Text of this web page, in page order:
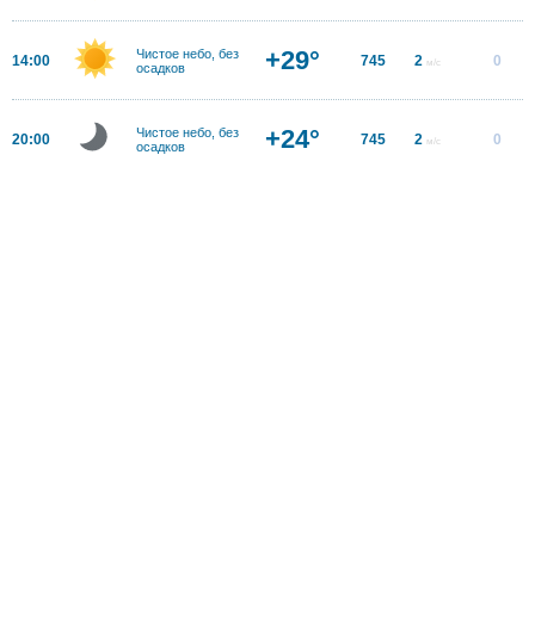
14:00
Чистое небо, без
осадков
+29° 745 2 м/с 0
20:00
Чистое небо, без
осадков
+24° 745 2 м/с 0